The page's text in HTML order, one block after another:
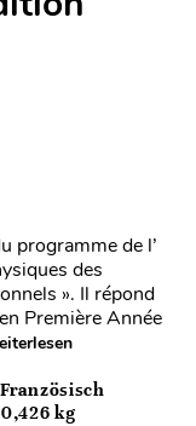
programme de l’
des
». Il répond
Première Année
Französisch
0,426 kg